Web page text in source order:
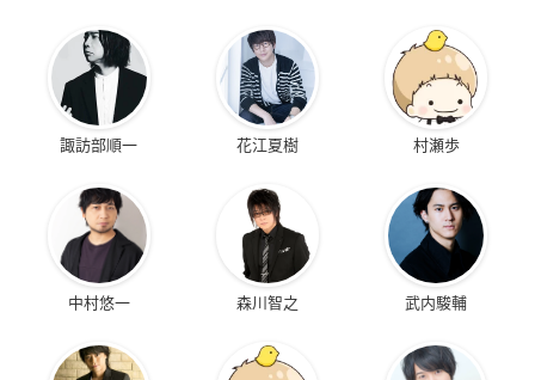
諏訪部順一 花江夏樹 村瀬歩
中村悠一 森川智之 武内駿輔